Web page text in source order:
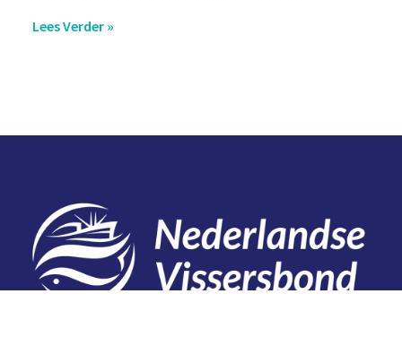
Lees Verder »